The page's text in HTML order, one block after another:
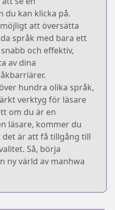
du kan klicka på.
att översätta
språk med bara ett
och effektiv,
av dina
hundra olika språk,
verktyg för läsare
om du är en
läsare, kommer du
är att få tillgång till
Så, börja
ny värld av manhwa